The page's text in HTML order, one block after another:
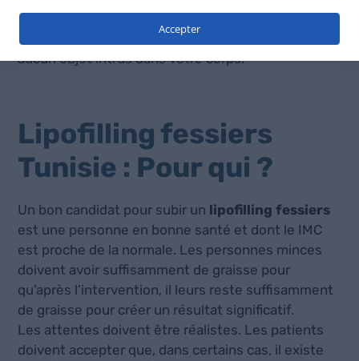
partie grasse de votre corps. Les cicatrices sont
presque invisibles et, finalement, vous n’avez
aucun objet intrus dans votre corps.
Lipofilling fessiers
Tunisie : Pour qui ?
Un bon candidat pour subir un lipofilling fessiers
est une personne en bonne santé et dont le IMC
est proche de la normale. Les personnes minces
doivent avoir suffisamment de graisse pour
qu’après l’intervention, il leurs reste suffisamment
de graisse pour créer un résultat significatif.
Les attentes doivent être réalistes. Les patients
doivent accepter que, dans certains cas, il existe
Accepter